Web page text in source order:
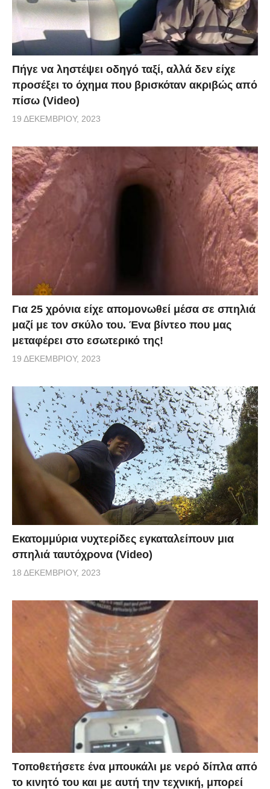
Πήγε να ληστέψει οδηγό ταξί, αλλά δεν είχε
προσέξει το όχημα που βρισκόταν ακριβώς από
πίσω (Video)
19 ΔΕΚΕΜΒΡΊΟΥ, 2023
Για 25 χρόνια είχε απομονωθεί μέσα σε σπηλιά
μαζί με τον σκύλο του. Ένα βίντεο που μας
μεταφέρει στο εσωτερικό της!
19 ΔΕΚΕΜΒΡΊΟΥ, 2023
Εκατομμύρια νυχτερίδες εγκαταλείπουν μια
σπηλιά ταυτόχρονα (Video)
18 ΔΕΚΕΜΒΡΊΟΥ, 2023
Tοποθετήσετε ένα μπουκάλι με νερό δίπλα από
το κινητό του και με αυτή την τεχνική, μπορεί